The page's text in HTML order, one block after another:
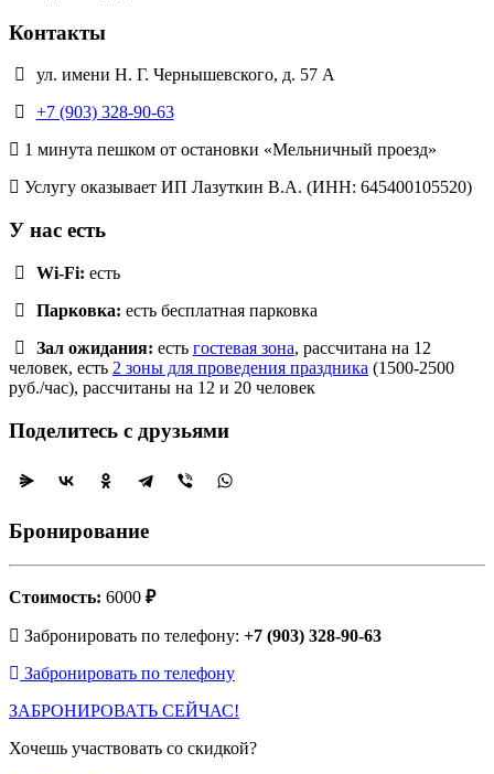
Контакты
ул. имени Н. Г. Чернышевского, д. 57 А
+7 (903) 328-90-63
1 минута пешком от остановки «Мельничный проезд»
Услугу оказывает ИП Лазуткин В.А. (ИНН: 645400105520)
У нас есть
Wi-Fi: есть
Парковка: есть бесплатная парковка
Зал ожидания: есть гостевая зона, рассчитана на 12
человек, есть 2 зоны для проведения праздника (1500-2500
руб./час), рассчитаны на 12 и 20 человек
Поделитесь с друзьями
Бронирование
Стоимость: 6000 ₽
Забронировать по телефону: +7 (903) 328-90-63
Забронировать по телефону
ЗАБРОНИРОВАТЬ СЕЙЧАС!
Хочешь участвовать со скидкой?